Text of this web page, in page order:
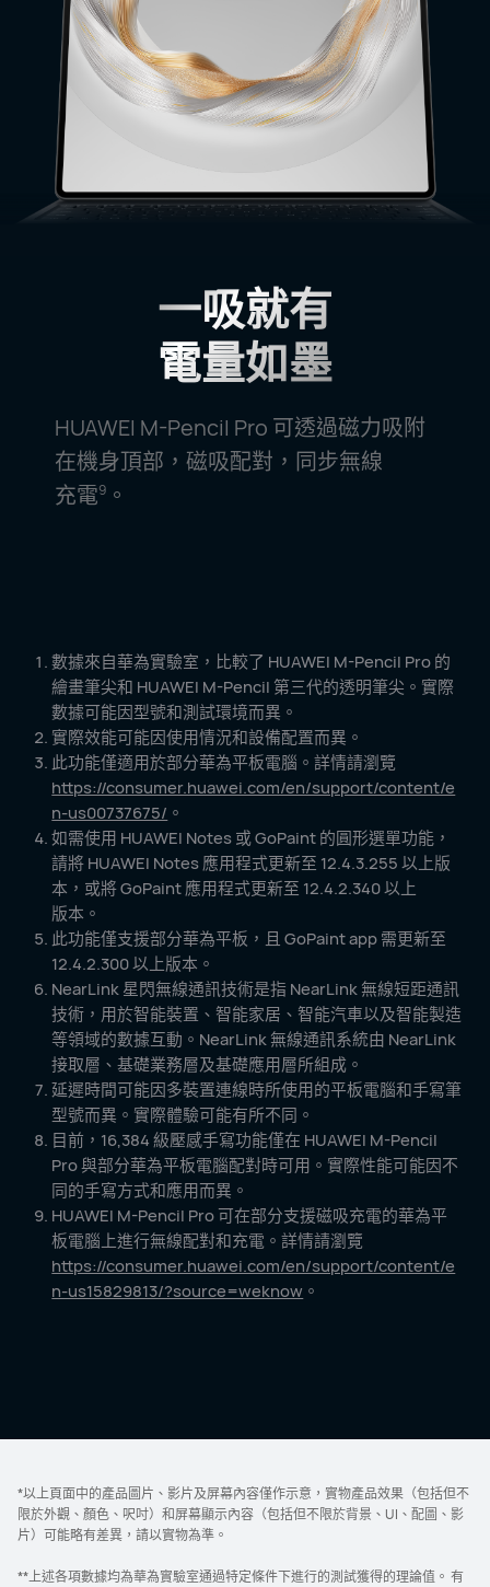
一吸就有
電量如墨
HUAWEI M-Pencil Pro 可透過磁力吸附
在機身頂部， 磁吸配對，同步無線
充電9。
數據來自華為實驗室，比較了 HUAWEI M-Pencil Pro 的
繪畫筆尖和 HUAWEI M-Pencil 第三代的透明筆尖。實際
數據可能因型號和測試環境而⁠異。
實際效能可能因使用情況和設備配置而⁠異。
此功能僅適用於部分華為平板電腦。詳情請瀏覽
https://consumer.huawei.com/en/support/content/e
n-us00737675/ 。
如需使用 HUAWEI Notes 或 GoPaint 的圓形選單功能，
請將 HUAWEI Notes 應用程式更新至 12.4.3.255 以上版
本，或將 GoPaint 應用程式更新至 12.4.2.340 以上
版⁠本。
此功能僅支援部分華為平板，且 GoPaint app 需更新至
12.4.2.300 以上版⁠本。
NearLink 星閃無線通訊技術是指 NearLink 無線短距通訊
技術，用於智能裝置、智能家居、智能汽車以及智能製造
等領域的數據互動。NearLink 無線通訊系統由 NearLink
接取層、基礎業務層及基礎應用層所組⁠成。
延遲時間可能因多裝置連線時所使用的平板電腦和手寫筆
型號而異。實際體驗可能有所不⁠同。
目前，16,384 級壓感手寫功能僅在 HUAWEI M-Pencil
Pro 與部分華為平板電腦配對時可用。實際性能可能因不
同的手寫方式和應用而⁠異。
HUAWEI M-Pencil Pro 可在部分支援磁吸充電的華為平
板電腦上進行無線配對和充電。詳情請瀏覽
https://consumer.huawei.com/en/support/content/e
n-us15829813/?source=weknow 。
*以上頁面中的產品圖片、影片及屏幕內容僅作示意，實物產品效果（包括但不
限於外觀、顏色、呎吋）和屏幕顯示內容（包括但不限於背景、UI、配圖、影
片）可能略有差異，請以實物為準。
**上述各項數據均為華為實驗室通過特定條件下進行的測試獲得的理論值。 有